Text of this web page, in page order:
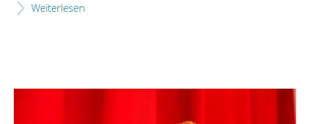
Weiterlesen